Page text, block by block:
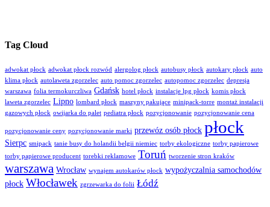
Tag Cloud
adwokat płock adwokat płock rozwód alergolog płock autobusy płock autokary płock auto
klima płock autolaweta zgorzelec auto pomoc zgorzelec autopomoc zgorzelec depresja
warszawa folia termokurczliwa Gdańsk hotel płock instalacje lpg płock komis płock
laweta zgorzelec Lipno lombard płock maszyny pakujące minipack-torre montaż instalacji
gazowych płock owijarka do palet pediatra płock pozycjonowanie pozycjonowanie cena
pozycjonowanie ceny pozycjonowanie marki przewóz osób płock płock
Sierpc smipack tanie busy do holandii belgii niemiec torby ekologiczne torby papierowe
torby papierowe producent torebki reklamowe Toruń tworzenie stron kraków
warszawa Wrocław wynajem autokarów płock wypożyczalnia samochodów
płock Włocławek zgrzewarka do folii Łódź